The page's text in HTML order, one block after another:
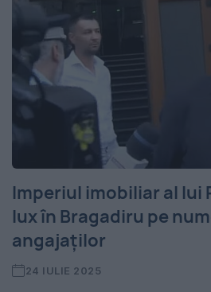
Imperiul imobiliar al lui
lux în Bragadiru pe
angajaților
24 IULIE 2025